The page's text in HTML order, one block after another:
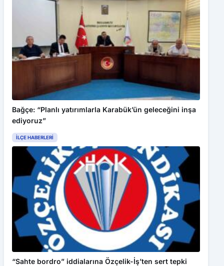
Bağçe: “Planlı yatırımlarla Karabük’ün geleceğini inşa
ediyoruz”
İLÇE HABERLERI
“Sahte bordro” iddialarına Özçelik-İş’ten sert tepki